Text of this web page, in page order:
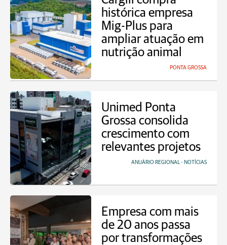
histórica empresa
Mig-Plus para
ampliar atuação em
nutrição animal
PONTA GROSSA
Unimed Ponta
Grossa consolida
crescimento com
relevantes projetos
ANUÁRIO REGIONAL - NOTÍCIAS
Empresa com mais
de 20 anos passa
por transformações